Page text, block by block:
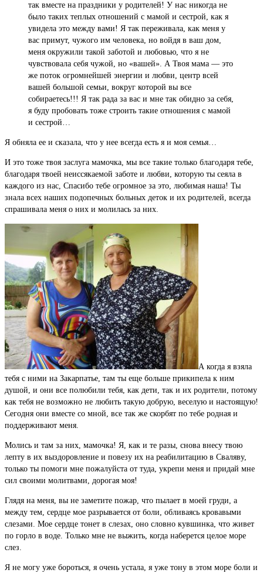
так вместе на праздники у родителей! У нас никогда не
было таких теплых отношений с мамой и сестрой, как я
увидела это между вами! Я так переживала, как меня у
вас примут, чужого им человека, но войдя в ваш дом,
меня окружили такой заботой и любовью, что я не
чувствовала себя чужой, но «вашей». А Твоя мама — это
же поток огромнейшей энергии и любви, центр всей
вашей большой семьи, вокруг которой вы все
собираетесь!!! Я так рада за вас и мне так обидно за себя,
я буду пробовать тоже строить такие отношения с мамой
и сестрой…
Я обняла ее и сказала, что у нее всегда есть я и моя семья…
И это тоже твоя заслуга мамочка, мы все такие только благодаря тебе,
благодаря твоей неиссякаемой заботе и любви, которую ты сеяла в
каждого из нас, Спасибо тебе огромное за это, любимая наша! Ты
знала всех наших подопечных больных деток и их родителей, всегда
спрашивала меня о них и молилась за них.
А когда я взяла
тебя с ними на Закарпатье, там ты еще больше прикипела к ним
душой, и они все полюбили тебя, как дети, так и их родители, потому
как тебя не возможно не любить такую добрую, веселую и настоящую!
Сегодня они вместе со мной, все так же скорбят по тебе родная и
поддерживают меня.
Молись и там за них, мамочка! Я, как и те разы, снова внесу твою
лепту в их выздоровление и повезу их на реабилитацию в Сваляву,
только ты помоги мне пожалуйста от туда, укрепи меня и придай мне
сил своими молитвами, дорогая моя!
Глядя на меня, вы не заметите пожар, что пылает в моей груди, а
между тем, сердце мое разрывается от боли, обливаясь кровавыми
слезами. Мое сердце тонет в слезах, оно словно кувшинка, что живет
по горло в воде. Только мне не выжить, когда наберется целое море
слез.
Я не могу уже бороться, я очень устала, я уже тону в этом море боли и